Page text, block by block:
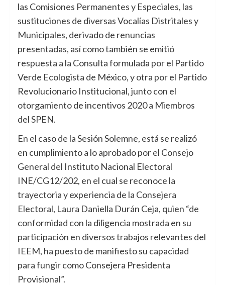
las Comisiones Permanentes y Especiales, las
sustituciones de diversas Vocalías Distritales y
Municipales, derivado de renuncias
presentadas, así como también se emitió
respuesta a la Consulta formulada por el Partido
Verde Ecologista de México, y otra por el Partido
Revolucionario Institucional, junto con el
otorgamiento de incentivos 2020 a Miembros
del SPEN.
En el caso de la Sesión Solemne, está se realizó
en cumplimiento a lo aprobado por el Consejo
General del Instituto Nacional Electoral
INE/CG12/202, en el cual se reconoce la
trayectoria y experiencia de la Consejera
Electoral, Laura Daniella Durán Ceja, quien “de
conformidad con la diligencia mostrada en su
participación en diversos trabajos relevantes del
IEEM, ha puesto de manifiesto su capacidad
para fungir como Consejera Presidenta
Provisional”.